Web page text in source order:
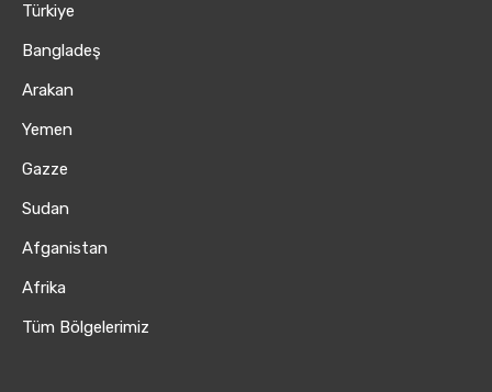
Türkiye
Bangladeş
Arakan
Yemen
Gazze
Sudan
Afganistan
Afrika
Tüm Bölgelerimiz